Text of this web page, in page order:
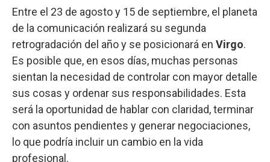
Entre el 23 de agosto y 15 de septiembre, el planeta
de la comunicación realizará su segunda
retrogradación del año y se posicionará en Virgo.
Es posible que, en esos días, muchas personas
sientan la necesidad de controlar con mayor detalle
sus cosas y ordenar sus responsabilidades. Esta
será la oportunidad de hablar con claridad, terminar
con asuntos pendientes y generar negociaciones,
lo que podría incluir un cambio en la vida
profesional.